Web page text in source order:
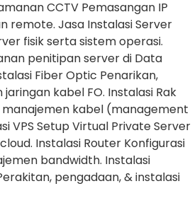
CCTV Pemasangan IP
remote. Jasa Instalasi Server
fisik serta sistem operasi.
penitipan server di Data
Fiber Optic Penarikan,
kabel FO. Instalasi Rak
kabel (management
VPS Setup Virtual Private Server
Instalasi Router Konfigurasi
bandwidth. Instalasi
pengadaan, & instalasi